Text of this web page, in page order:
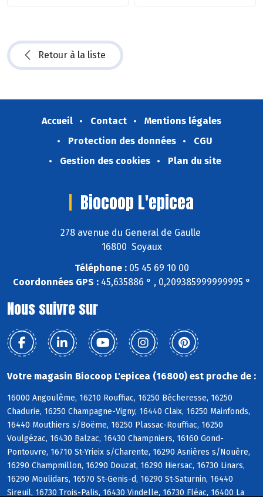
Retour à la liste
Accueil Contact
Mentions légales
Protection des données
CGU
Gestion des cookies
Plan du site
Biocoop L'epicea
278 avenue du General de Gaulle
16800 Soyaux
Téléphone :05 45 69 10 00
Coordonnées GPS :45,635886 ° , 0,209385999999995 °
Nous suivre sur
Votre magasin Biocoop L'epicea (16800) est proche de :
16000 Angoulême, 16210 Rouffiac, 16250 Bécheresse, 16250
Chadurie, 16250 Champagne-Vigny, 16440 Claix, 16250 Mainfonds,
16440 Mouthiers s/Boëme, 16250 Plassac-Rouffiac, 16250
Voulgézac, 16430 Balzac, 16430 Champniers, 16160 Gond-
Pontouvre, 16710 St-Yrieix s/Charente, 16290 Asnières s/Nouère,
16290 Champmillon, 16290 Douzat, 16290 Hiersac, 16730 Linars,
16290 Moulidars, 16570 St-Genis-d, 16290 St-Saturnin, 16440
Sireuil, 16730 Trois-Palis, 16430 Vindelle, 16730 Fléac, 16400 La